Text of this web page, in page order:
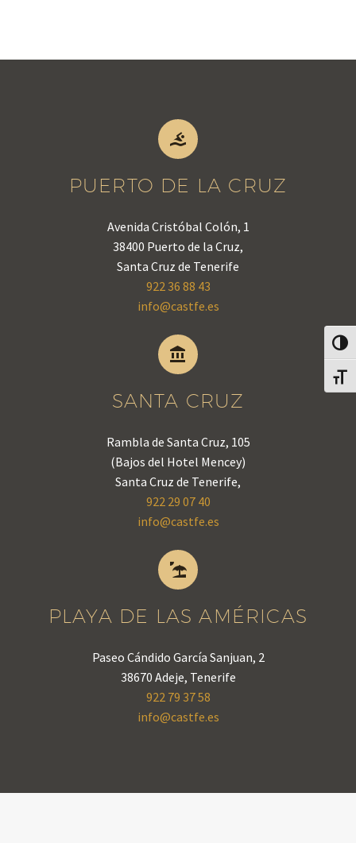


PUERTO DE LA CRUZ
Avenida Cristóbal Colón, 1
38400 Puerto de la Cruz,
Santa Cruz de Tenerife
922 36 88 43
info@castfe.es


SANTA CRUZ
Rambla de Santa Cruz, 105
(Bajos del Hotel Mencey)
Santa Cruz de Tenerife,
922 29 07 40
info@castfe.es


PLAYA DE LAS AMÉRICAS
Paseo Cándido García Sanjuan, 2
38670 Adeje, Tenerife
922 79 37 58
info@castfe.es